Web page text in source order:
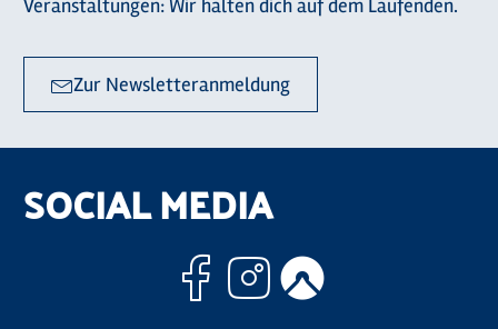
Veranstaltungen: Wir halten dich auf dem Laufenden.
Zur Newsletteranmeldung
SOCIAL MEDIA
Facebook
Instagram